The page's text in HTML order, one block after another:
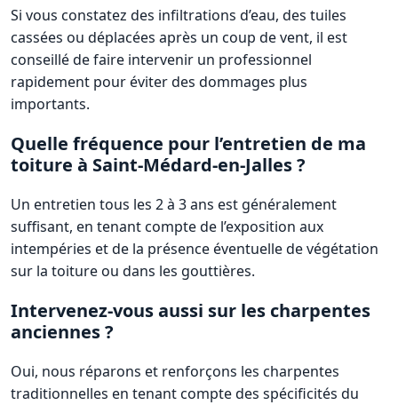
Si vous constatez des infiltrations d’eau, des tuiles
cassées ou déplacées après un coup de vent, il est
conseillé de faire intervenir un professionnel
rapidement pour éviter des dommages plus
importants.
Quelle fréquence pour l’entretien de ma
toiture à Saint-Médard-en-Jalles ?
Un entretien tous les 2 à 3 ans est généralement
suffisant, en tenant compte de l’exposition aux
intempéries et de la présence éventuelle de végétation
sur la toiture ou dans les gouttières.
Intervenez-vous aussi sur les charpentes
anciennes ?
Oui, nous réparons et renforçons les charpentes
traditionnelles en tenant compte des spécificités du